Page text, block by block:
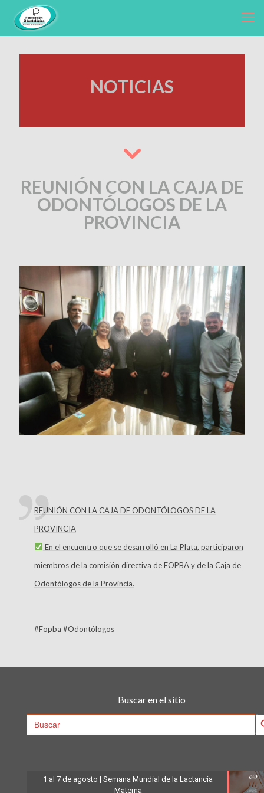
NOTICIAS
REUNIÓN CON LA CAJA DE
ODONTÓLOGOS DE LA
PROVINCIA
REUNIÓN CON LA CAJA DE ODONTÓLOGOS DE LA
PROVINCIA
En el encuentro que se desarrolló en La Plata, participaron
miembros de la comisión directiva de FOPBA y de la Caja de
Odontólogos de la Provincia.
#Fopba #Odontólogos
Buscar en el sitio
Search
1 al 7 de agosto | Semana Mundial de la Lactancia
Materna